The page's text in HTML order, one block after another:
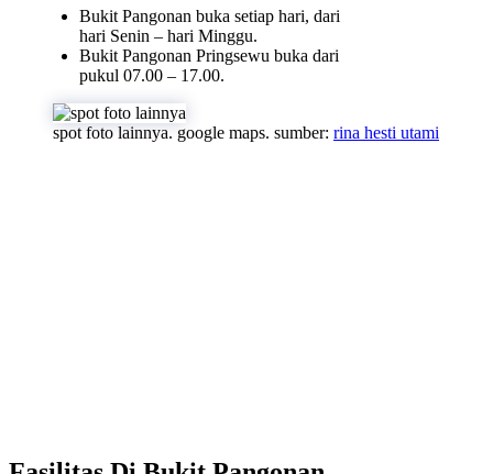
Bukit Pangonan buka setiap hari, dari
hari Senin – hari Minggu.
Bukit Pangonan Pringsewu buka dari
pukul 07.00 – 17.00.
spot foto lainnya. google maps. sumber: rina hesti utami